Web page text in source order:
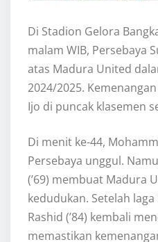
Di Stadion Gelora
malam WIB, Persebaya
atas Madura United
2024/2025.
Ijo di puncak klasemen
Di menit ke-44,
Persebaya unggul.
(’69) membuat Madura
kedudukan. Setelah
Rashid (’84) kembali
memastikan